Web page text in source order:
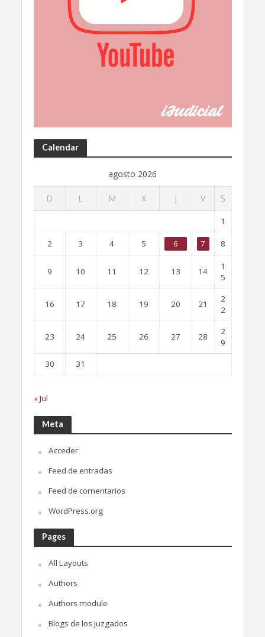
Calendar
agosto 2026
D L M X J V S
1
2 3 4 5 6 7 8
9 10 11 12 13 14
1
5
16 17 18 19 20 21
2
2
23 24 25 26 27 28
2
9
30
31
« Jul
Meta
Acceder
Feed de entradas
Feed de comentarios
WordPress.org
Pages
All Layouts
Authors
Authors module
Blogs de los Juzgados